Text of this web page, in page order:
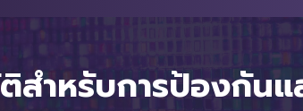
สำหรับการป้องกันแ